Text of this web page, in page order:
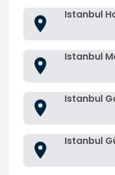
Istanbul
Istanbul
Istanbul
Istanbul